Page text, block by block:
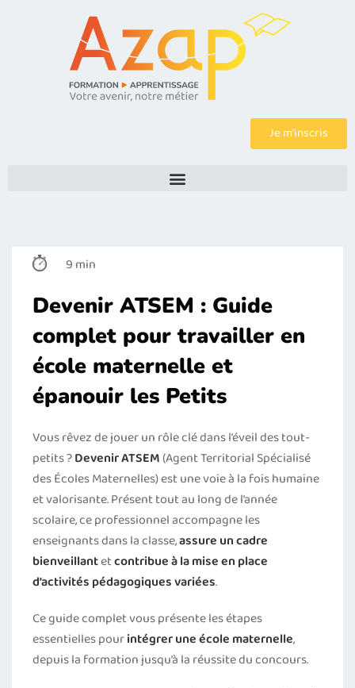
Je m’inscris
9 min
Devenir ATSEM : Guide
complet pour travailler en
école maternelle et
épanouir les Petits
Vous rêvez de jouer un rôle clé dans l’éveil des tout-
petits ?Devenir ATSEM (Agent Territorial Spécialisé
des Écoles Maternelles) est une voie à la fois humaine
et valorisante. Présent tout au long de l’année
scolaire, ce professionnel accompagne les
enseignants dans la classe,assure un cadre
bienveillantetcontribue à la mise en place
d’activités pédagogiques variées.
Ce guide complet vous présente les étapes
essentielles pourintégrer une école maternelle,
depuis la formation jusqu’à la réussite du concours.